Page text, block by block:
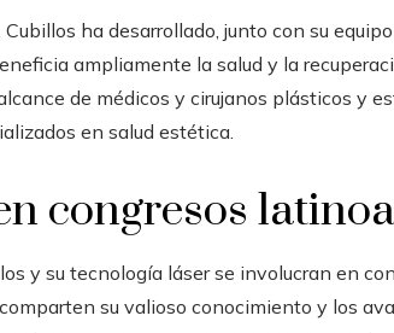
Cubillos ha desarrollado, junto con su
ampliamente la salud y la
de médicos y cirujanos plásticos y
en salud estética.
congresos
y su tecnología láser se involucran en
su valioso conocimiento y los